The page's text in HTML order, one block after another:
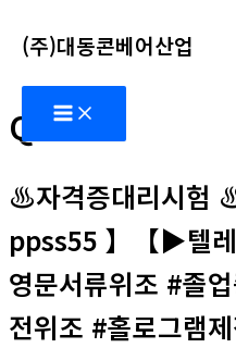
텐
츠
로
건
뛰
(주)대동콘베어산업
Main
Menu
Q&A
♨️자격증대리시
ppss55 】【▶
영문서류위조 #졸
전위조 #홀로그램